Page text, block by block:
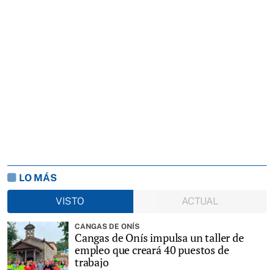
LO MÁS
VISTO
ACTUAL
CANGAS DE ONÍS
Cangas de Onís impulsa un taller de
empleo que creará 40 puestos de
trabajo